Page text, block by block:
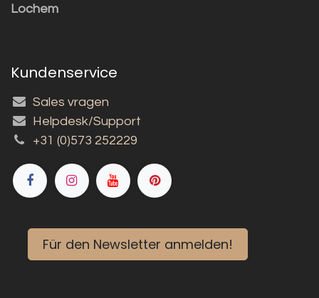
Lochem
Kundenservice
Sales vragen
Helpdesk/Support
+31 (0)573 252229
Für den Newsletter anmelden!